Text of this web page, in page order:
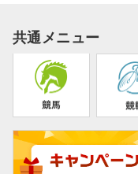
共通メニュー